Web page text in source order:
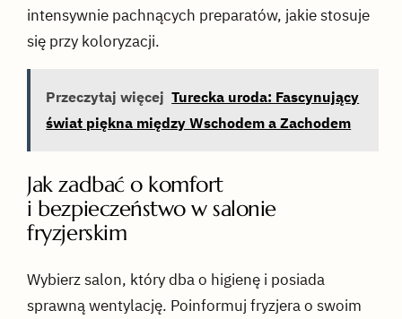
intensywnie pachnących preparatów, jakie stosuje
się przy koloryzacji.
Przeczytaj więcej Turecka uroda: Fascynujący
świat piękna między Wschodem a Zachodem
Jak zadbać o komfort
i bezpieczeństwo w salonie
fryzjerskim
Wybierz salon, który dba o higienę i posiada
sprawną wentylację. Poinformuj fryzjera o swoim